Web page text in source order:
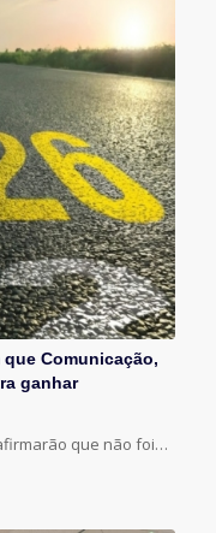
que Comunicação,
ganhar
que não foi…